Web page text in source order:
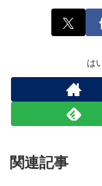
は
関連記事